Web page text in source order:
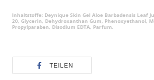
Inhaltstoffe: Deynique Skin Gel Aloe Barbadensis Leaf
20, Glycerin, Dehydroxanthan Gum, Phenoxyethanol,
Propylparaben, Disodium EDTA, Parfum.
TEILEN